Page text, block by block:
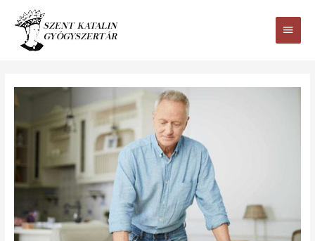
tartalomhoz
Main
Menu